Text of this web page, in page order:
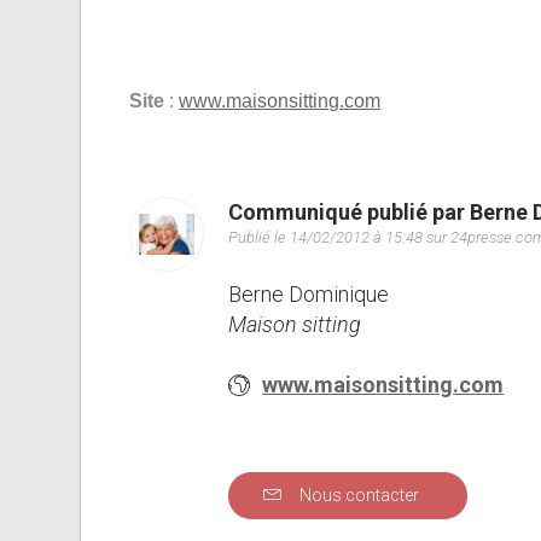
Site :www.maisonsitting.com
Communiqué publié par Berne
Publié le 14/02/2012 à 15:48 sur
Berne Dominique
Maison sitting
www.maisonsitting.com
Nous contacter